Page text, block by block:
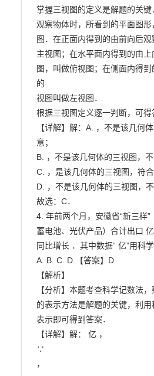
掌握三视图的定义是解题的关
观察物体时，所看到的平面图
图．在正面内得到的由前向后
主视图；在水平面内得到的由
图，叫做俯视图；在侧面内得
的
视图叫做左视图．
根据三视图定义逐一判断，可得
【详解】解：A. ，不是该几何
意；
B. ，不是该几何体的三视图，不
C. ，是该几何体的三视图，符合
D. ，不是该几何体的三视图，不
故选：C．
4. 年前两个月，安徽省“新三样
蓄电池、光伏产品）合计出口 亿
同比增长 ．其中数据“ 亿”用科
A. B. C. D.【答案】D
【解析】
【分析】本题考查科学记数法
的表示方法是解题的关键，利
表示即可得到答案．
【详解】解： 亿 ，
∵
，